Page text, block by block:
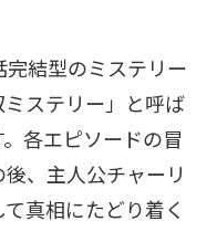
完結型のミステリー
ステリー」と呼ば
各エピソードの冒
、主人公チャーリ
真相にたどり着く